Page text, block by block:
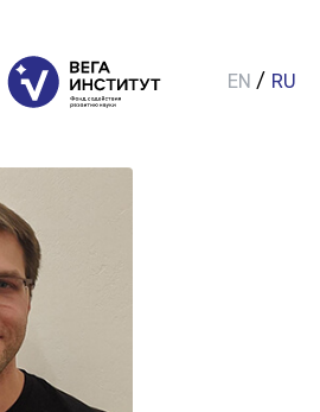
EN / RU